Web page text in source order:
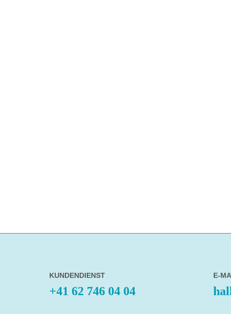
KUNDENDIENST
+41 62 746 04 04
E-